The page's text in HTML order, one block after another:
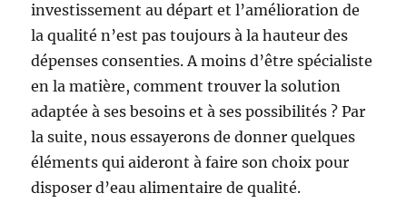
investissement au départ et l’amélioration de
la qualité n’est pas toujours à la hauteur des
dépenses consenties. A moins d’être spécialiste
en la matière, comment trouver la solution
adaptée à ses besoins et à ses possibilités ? Par
la suite, nous essayerons de donner quelques
éléments qui aideront à faire son choix pour
disposer d’eau alimentaire de qualité.